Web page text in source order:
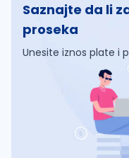
Saznajte da li
proseka
Unesite iznos plate i